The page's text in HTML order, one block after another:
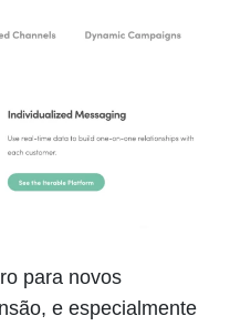
para novos
e especialmente